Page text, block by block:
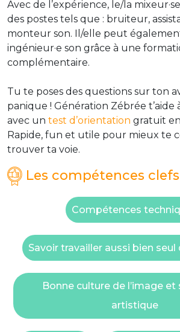
Avec de l’expérience, le/la
des postes tels que : bruiteur,
monteur son. Il/elle peut
ingénieur·e son grâce à une
complémentaire.
Tu te poses des questions sur ton
panique ! Génération Zébrée t’aide
avec un test d’orientation gratuit
Rapide, fun et utile pour mieux te
trouver ta voie.
Les compétences clefs
Compétences
Savoir travailler aussi bien
Bonne culture de l’image
artistique